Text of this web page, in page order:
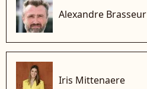
Alexandre Brasseur
Iris Mittenaere